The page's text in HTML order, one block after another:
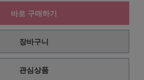
바로 구매하기
장바구니
관심상품